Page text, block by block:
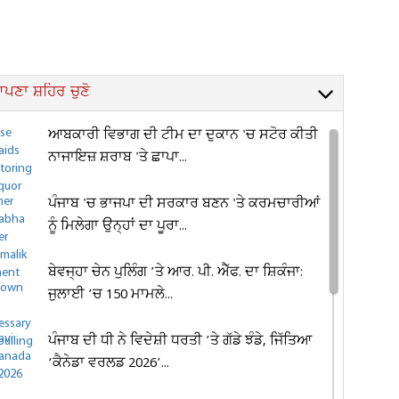
ਸ਼ਹਿਰ ਚੁਣੋ
ਆਬਕਾਰੀ ਵਿਭਾਗ ਦੀ ਟੀਮ ਦਾ ਦੁਕਾਨ 'ਚ ਸਟੋਰ ਕੀਤੀ
ਨਾਜਾਇਜ਼ ਸ਼ਰਾਬ 'ਤੇ ਛਾਪਾ...
ਪੰਜਾਬ 'ਚ ਭਾਜਪਾ ਦੀ ਸਰਕਾਰ ਬਣਨ 'ਤੇ ਕਰਮਚਾਰੀਆਂ
ਨੂੰ ਮਿਲੇਗਾ ਉਨ੍ਹਾਂ ਦਾ ਪੂਰਾ...
ਬੇਵਜ੍ਹਾ ਚੇਨ ਪੁਲਿੰਗ ’ਤੇ ਆਰ. ਪੀ. ਐੱਫ. ਦਾ ਸ਼ਿਕੰਜਾ:
ਜੁਲਾਈ ’ਚ 150 ਮਾਮਲੇ...
ਪੰਜਾਬ ਦੀ ਧੀ ਨੇ ਵਿਦੇਸ਼ੀ ਧਰਤੀ ’ਤੇ ਗੱਡੇ ਝੰਡੇ, ਜਿੱਤਿਆ
‘ਕੈਨੇਡਾ ਵਰਲਡ 2026’...